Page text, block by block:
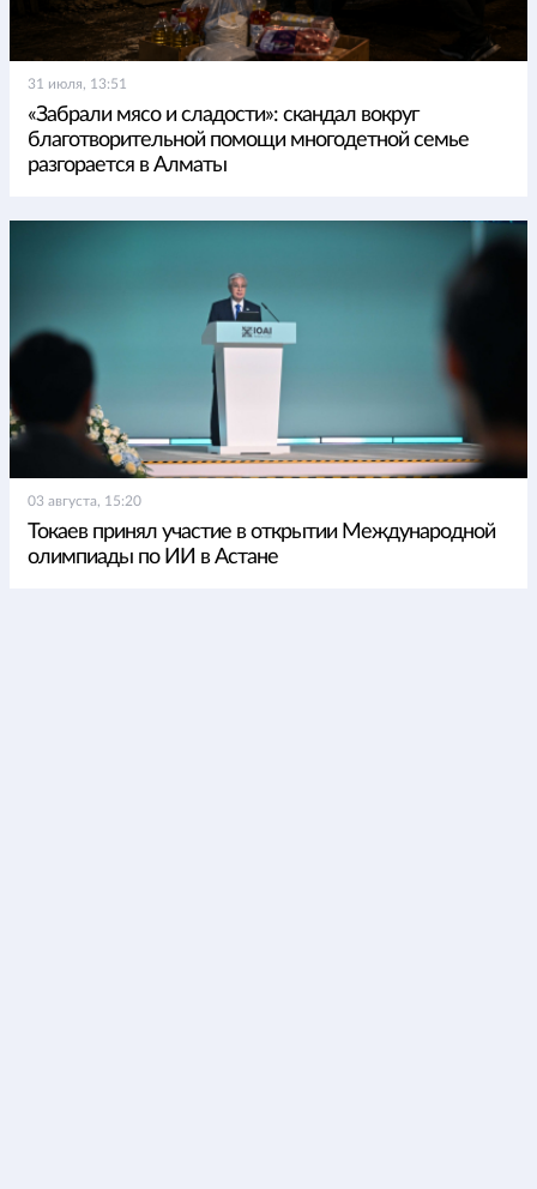
31 июля, 13:51
«Забрали мясо и сладости»: скандал вокруг
благотворительной помощи многодетной семье
разгорается в Алматы
03 августа, 15:20
Токаев принял участие в открытии Международной
олимпиады по ИИ в Астане